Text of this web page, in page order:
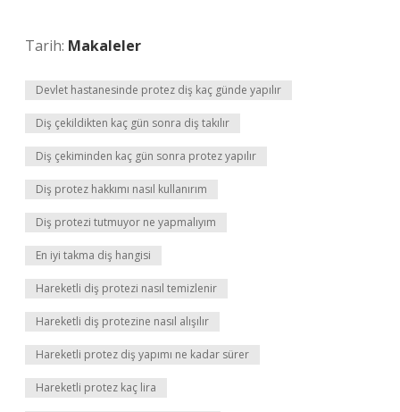
Tarih: Makaleler
Devlet hastanesinde protez diş kaç günde yapılır
Diş çekildikten kaç gün sonra diş takılır
Diş çekiminden kaç gün sonra protez yapılır
Diş protez hakkımı nasıl kullanırım
Diş protezi tutmuyor ne yapmalıyım
En iyi takma diş hangisi
Hareketli diş protezi nasıl temizlenir
Hareketli diş protezine nasıl alışılır
Hareketli protez diş yapımı ne kadar sürer
Hareketli protez kaç lira